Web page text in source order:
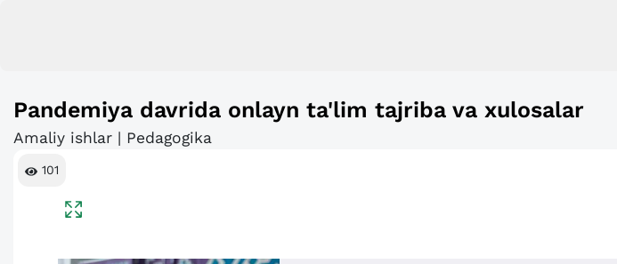
Pandemiya davrida onlayn ta'lim tajriba va xulosalar
Amaliy ishlar | Pedagogika
101